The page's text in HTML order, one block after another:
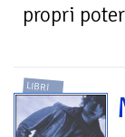
propri
LIBRI